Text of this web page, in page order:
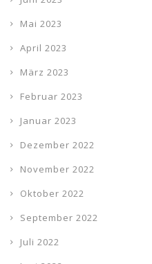
Mai 2023
April 2023
März 2023
Februar 2023
Januar 2023
Dezember 2022
November 2022
Oktober 2022
September 2022
Juli 2022